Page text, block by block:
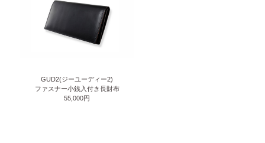
GUD2(ジーユーディー2)
ファスナー小銭入付き長財布
55,000円